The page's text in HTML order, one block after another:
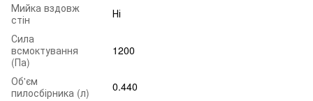
Мийка вздовж
стін
Ні
Сила
всмоктування
(Па)
1200
Об'єм
пилосбірника (л)
0.440